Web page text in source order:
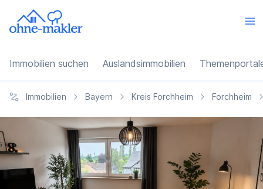
Immobilien suchen Auslandsimmobilien
Immobilien Bayern Kreis Forchheim Forchheim